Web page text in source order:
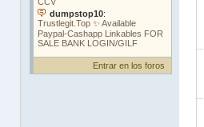
Entrar en los foros